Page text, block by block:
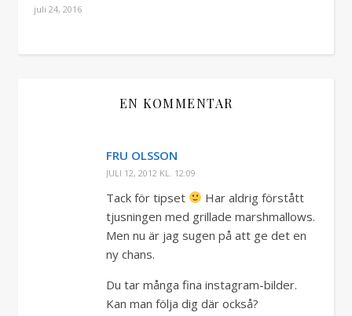
juli 24, 2016
EN KOMMENTAR
FRU OLSSON
JULI 12, 2012 KL. 12:09
Tack för tipset
Har aldrig förstått
tjusningen med grillade marshmallows.
Men nu är jag sugen på att ge det en
ny chans.
Du tar många fina instagram-bilder.
Kan man följa dig där också?